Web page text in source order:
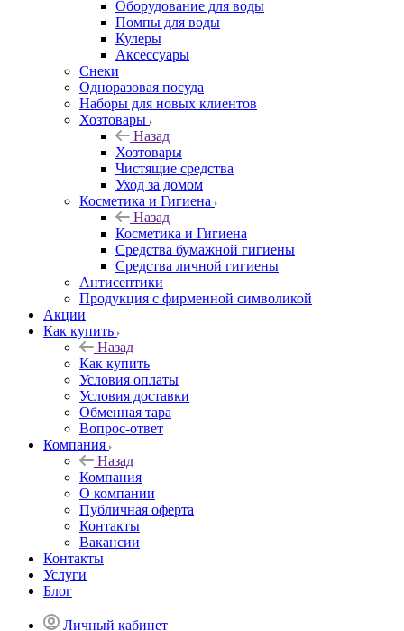
Оборудование для воды
Помпы для воды
Кулеры
Аксессуары
Снеки
Одноразовая посуда
Наборы для новых клиентов
Хозтовары
Назад
Хозтовары
Чистящие средства
Уход за домом
Косметика и Гигиена
Назад
Косметика и Гигиена
Средства бумажной гигиены
Средства личной гигиены
Антисептики
Продукция с фирменной символикой
Акции
Как купить
Назад
Как купить
Условия оплаты
Условия доставки
Обменная тара
Вопрос-ответ
Компания
Назад
Компания
О компании
Публичная оферта
Контакты
Вакансии
Контакты
Услуги
Блог
Личный кабинет